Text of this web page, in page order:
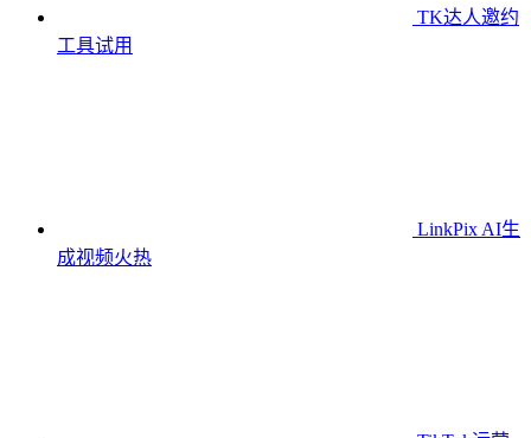
TK达人邀约
工具试用
LinkPix AI生
成视频火热